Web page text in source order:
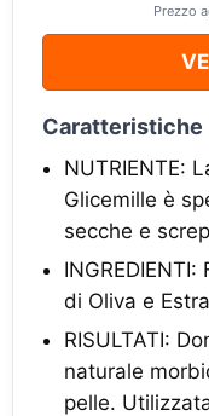
Prezzo
Caratteristiche
NUTRIENTE:
Glicemille è
secche e
di Oliva e
RISULTATI:
naturale
pelle.